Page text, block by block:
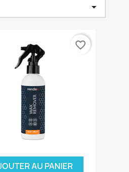

AU PANIER
favorite_border